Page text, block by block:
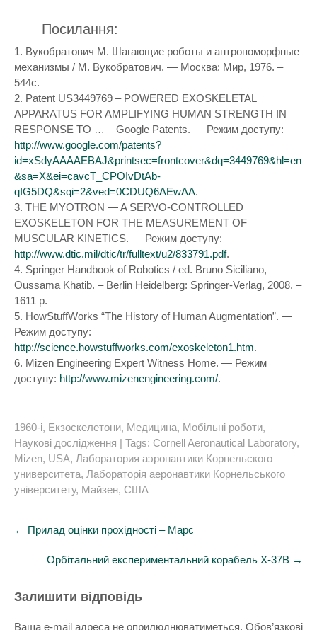
Посилання:
1. Вукобратович М. Шагающие роботы и антропоморфные
механизмы / М. Вукобратович. — Москва: Мир, 1976. –
544с.
2. Patent US3449769 – POWERED EXOSKELETAL
APPARATUS FOR AMPLIFYING HUMAN STRENGTH IN
RESPONSE TO … – Google Patents. — Режим доступу:
http://www.google.com/patents?
id=xSdyAAAAEBAJ&printsec=frontcover&dq=3449769&hl=en
&sa=X&ei=cavcT_CPOIvDtAb-
qIG5DQ&sqi=2&ved=0CDUQ6AEwAA.
3. THE MYOTRON — A SERVO-CONTROLLED
EXOSKELETON FOR THE MEASUREMENT OF
MUSCULAR KINETICS. — Режим доступу:
http://www.dtic.mil/dtic/tr/fulltext/u2/833791.pdf.
4. Springer Handbook of Robotics / ed. Bruno Siciliano,
Oussama Khatib. – Berlin Heidelberg: Springer-Verlag, 2008. –
1611 p.
5. HowStuffWorks “The History of Human Augmentation”. —
Режим доступу:
http://science.howstuffworks.com/exoskeleton1.htm.
6. Mizen Engineering Expert Witness Home. — Режим
доступу: http://www.mizenengineering.com/.
1960-і, Екзоскелетони, Медицина, Мобільні роботи,
Наукові дослідження | Tags: Cornell Aeronautical Laboratory,
Mizen, USA, Лаборатория аэронавтики Корнельского
университета, Лабораторія аеронавтики Корнельського
університету, Майзен, США
Post
navigation
← Прилад оцінки прохідності – Марс
Орбітальний експериментальний корабель X-37B →
Залишити відповідь
Ваша e-mail адреса не оприлюднюватиметься. Обов’язкові